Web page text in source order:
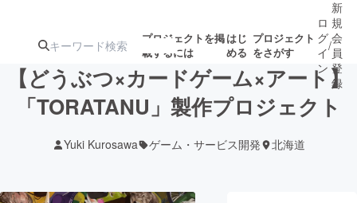
プロジェクトを掲
載するには
はじ
める
プロジェクト
をさがす
ターン
ジェクト
募集終了が近いプ
ロジェクト
されます
ロ
グ
イ
ン
/
新
規
会
員
登
録
【どうぶつ×カードゲーム×アート】
「TORATANU」製作プロジェクト
Yuki Kurosawa ゲーム・サービス開発 北海道